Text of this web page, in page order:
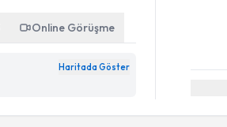
Online Görüşme
Haritada Göster